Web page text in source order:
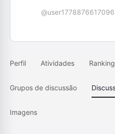
@user1778876617096
Perfil Atividades Ranking
Grupos de discussão
Imagens